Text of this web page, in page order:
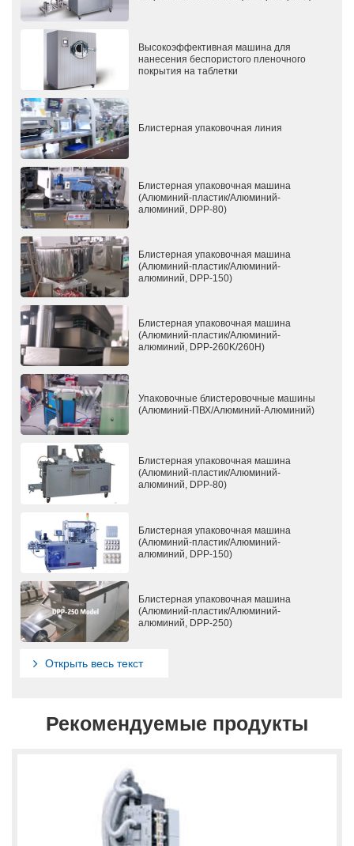
Высокоэффективная машина для
нанесения беспористого пленочного
покрытия на таблетки
Блистерная упаковочная линия
Блистерная упаковочная машина
(Алюминий-пластик/Алюминий-
алюминий, DPP-80)
Блистерная упаковочная машина
(Алюминий-пластик/Алюминий-
алюминий, DPP-150)
Блистерная упаковочная машина
(Алюминий-пластик/Алюминий-
алюминий, DPP-260K/260H)
Упаковочные блистеровочные машины
(Алюминий-ПВХ/Алюминий-Алюминий)
Блистерная упаковочная машина
(Алюминий-пластик/Алюминий-
алюминий, DPP-80)
Блистерная упаковочная машина
(Алюминий-пластик/Алюминий-
алюминий, DPP-150)
Блистерная упаковочная машина
(Алюминий-пластик/Алюминий-
алюминий, DPP-250)
Открыть весь текст
Рекомендуемые продукты